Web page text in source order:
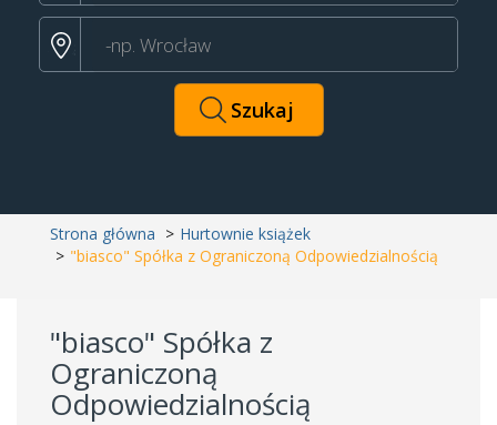
Strona główna
Hurtownie książek
"biasco" Spółka z Ograniczoną Odpowiedzialnością
"biasco" Spółka z
Ograniczoną
Odpowiedzialnością